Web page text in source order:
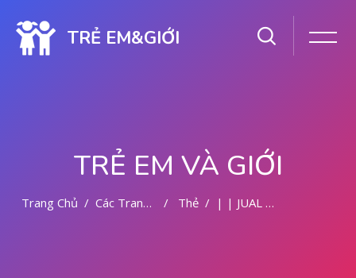
TRẺ EM&GIỚI
TRẺ EM VÀ GIỚI
Trang Chủ Các Trang Của Hệ Thống Thẻ | | JUAL OBAT ABORSI DI MALANG